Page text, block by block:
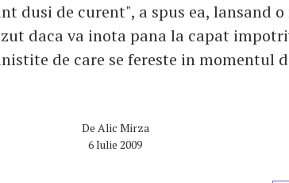
dusi de curent", a spus ea, lansand
daca va inota pana la capat
de care se fereste in momentul
De Alic Mirza
6 Iulie 2009